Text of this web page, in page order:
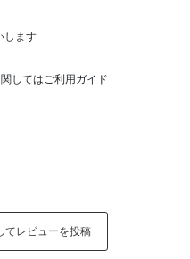
します
してはご利用ガイド
てレビューを投稿